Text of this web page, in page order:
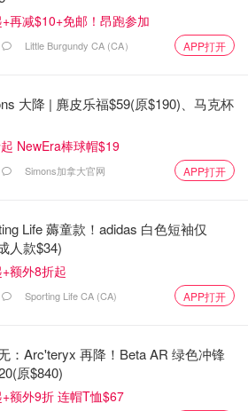
再减$10+免邮！昂跑参加
Little Burgundy CA (CA） APP打开
大降 | 麂皮乐福$59(原$190)、马克杯
NewEra棒球帽$19
Simons加拿大官网 APP打开
Life 薅童款！adidas 白色短袖仅
人款$34)
额外8折起
Sporting Life CA (CA) APP打开
：Arc'teryx 再降！Beta AR 绿色冲锋
原$840)
额外9折 连帽T恤$67